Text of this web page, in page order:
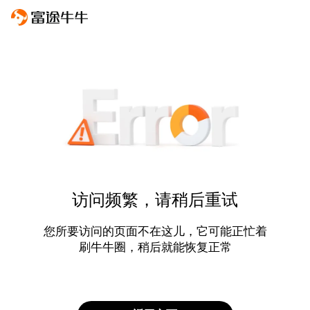
访问频繁，请稍后重试
您所要访问的页面不在这儿，它可能正忙着
刷牛牛圈，稍后就能恢复正常